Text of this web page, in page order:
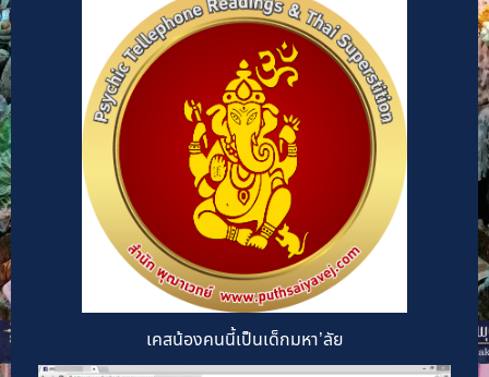
เคสน้องคนนี้เป็นเด็กมหา’ลัย